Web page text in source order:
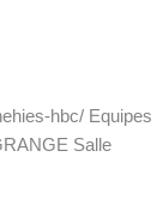
hbc/ Equipes
Salle